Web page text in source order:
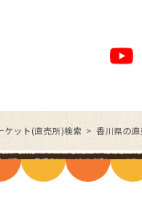
ケット(直売所)検索 香川県の